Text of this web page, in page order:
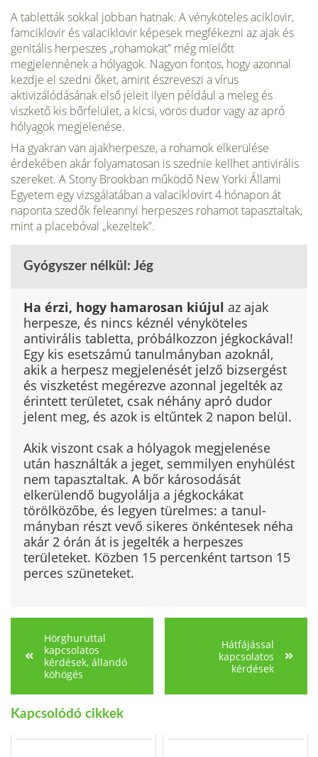
A tabletták sokkal jobban hatnak. A vényköteles aciklovir,
famciklovir és valaciklovir képesek megfékezni az ajak és
genitális herpeszes „rohamokat” még mielőtt
megjelennének a hólyagok. Nagyon fontos, hogy azonnal
kezdje el szedni őket, amint észreveszi a vírus
aktivizálódásának első jeleit ilyen például a meleg és
viszkető kis bőrfelület, a kicsi, vörös dudor vagy az apró
hólyagok megjelenése.
Ha gyakran van ajakherpesze, a rohamok elkerülése
érdekében akár folyamatosan is szednie kellhet antivirális
szereket. A Stony Brookban működő New Yorki Állami
Egyetem egy vizsgálatában a valaciklovirt 4 hónapon át
naponta szedők feleannyi herpeszes rohamot tapasztaltak,
mint a placebóval „kezeltek”.
Gyógyszer nélkül: Jég
Ha érzi, hogy hamarosan kiújul az ajak
herpesze, és nincs kéznél vényköteles
antivirális tabletta, próbál­kozzon jégkockával!
Egy kis esetszámú tanulmány­ban azoknál,
akik a herpesz megjelenését jelző bizsergést
és viszketést megérezve azonnal jegelték az
érintett területet, csak néhány apró dudor
jelent meg, és azok is eltűntek 2 napon belül.
Akik viszont csak a hólyagok megjelenése
után használ­ták a jeget, semmilyen enyhülést
nem tapasztaltak. A bőr károsodását
elkerülendő bugyolálja a jég­kockákat
törölközőbe, és legyen türelmes: a tanul­
mányban részt vevő sikeres önkéntesek néha
akár 2 órán át is jegelték a herpeszes
területeket. Közben 15 percenként tartson 15
perces szüneteket.
Hörghuruttal
kapcsolatos
kérdések, állandó
köhögés
Hátfájással
kapcsolatos
kérdések
Kapcsolódó cikkek